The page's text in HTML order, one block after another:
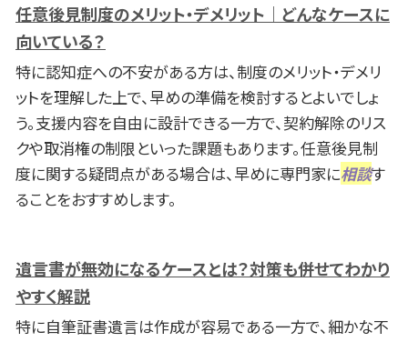
任意後見制度のメリット・デメリット｜どんなケースに
向いている？
特に認知症への不安がある方は、制度のメリット・デメリ
ットを理解した上で、早めの準備を検討するとよいでしょ
う。支援内容を自由に設計できる一方で、契約解除のリス
クや取消権の制限といった課題もあります。任意後見制
度に関する疑問点がある場合は、早めに専門家に相談す
ることをおすすめします。
遺言書が無効になるケースとは？対策も併せてわかり
やすく解説
特に自筆証書遺言は作成が容易である一方で、細かな不